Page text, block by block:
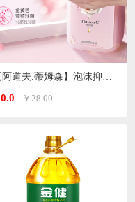
0.0 ￥28.00